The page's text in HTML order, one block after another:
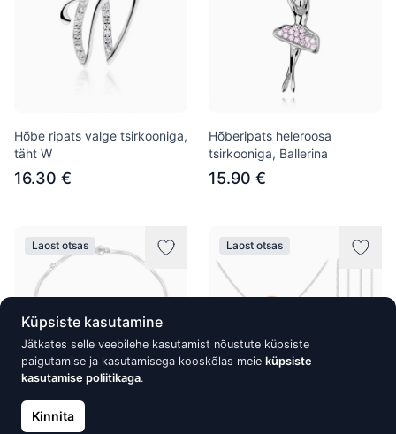
Hõbe ripats valge tsirkooniga,
täht W
16.30 €
Hõberipats heleroosa
tsirkooniga, Ballerina
15.90 €
Laost otsas
Hõbe käevõru Twisted
Laost otsas
Küpsiste kasutamine
Jätkates selle veebilehe kasutamist nõustute küpsiste
paigutamise ja kasutamisega kooskõlas meie küpsiste
kasutamise poliitikaga.
Kinnita